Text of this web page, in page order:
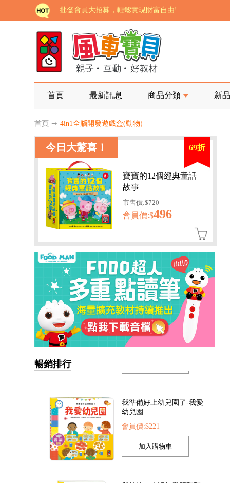
批發會員大招募，輕鬆實現財富自由!
如需更改或重開發票 需在訂單成立三天內通知客服 寄
老師您好!!幼教會員火熱招募中~
海外購物免煩惱！點我查看『海外購物流程說明』
家長樂了!「風車書版集團暨FOOD超人企業總部」目
老師您好!!幼教會員火熱招募中~
海外購物免煩惱！點我查看『海外購物流程說明』
首頁 最新訊息 商品分類 新
首頁 ➙ 4in1全腦開發遊戲盒(動物)
今日大驚喜！ 69折
寶寶的12個經典童話
故事
市售價:$720
會員價:$496
暢銷排行
會員價:$221